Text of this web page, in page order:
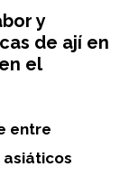
y
de ají en
el
entre
asiáticos